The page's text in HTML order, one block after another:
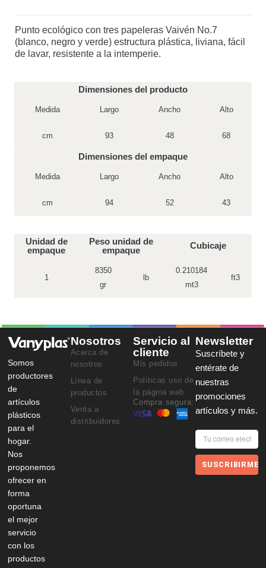
Punto ecológico con tres papeleras Vaivén No.7
(blanco, negro y verde) estructura plástica, liviana, fácil
de lavar, resistente a la intemperie.
Dimensiones del producto
Medida Largo Ancho Alto
cm 93 48 68
Dimensiones del empaque
Medida Largo Ancho Alto
cm 94 52 43
Unidad de
empaque
Peso unidad de
empaque
Cubicaje
1
8350
gr
lb
0.210184
mt3
ft3
Somos
productores
de
artículos
plásticos
para el
hogar.
Nos
proponemos
ofrecer en
forma
oportuna
el mejor
servicio
con los
productos
Nosotros
Acerca de
nosotros
Línea de
productos
Venta a
distribuidores
Servicio al
cliente
Mis pedidos
Políticas uso de
la página web
Compra segura:
Newsletter
Suscríbete y
entérate de
nuestras
promociones
artículos y más.
SUSCRIBIRME